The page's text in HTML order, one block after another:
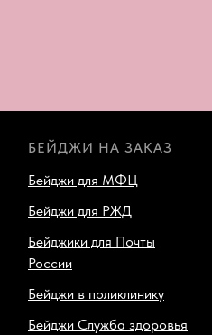
БЕЙДЖИ НА ЗАКАЗ
Бейджи для МФЦ
Бейджи для РЖД
Бейджики для Почты
России
Бейджи в поликлинику
Бейджи Служба здоровья